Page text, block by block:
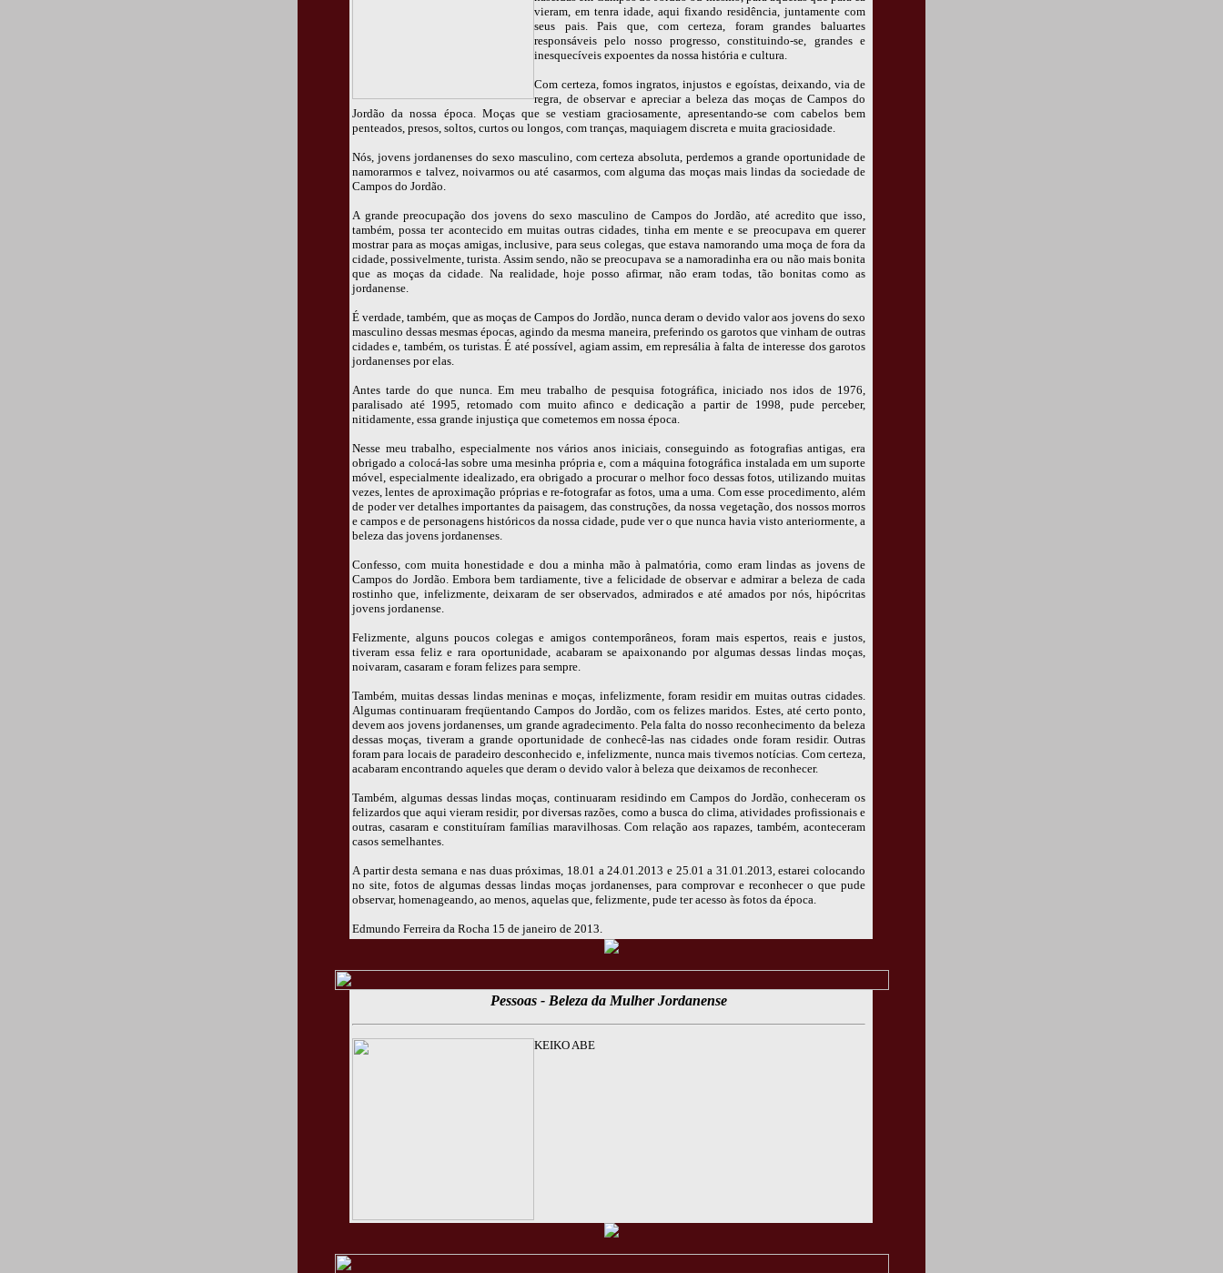
vieram, em tenra idade, aqui fixando residência, juntamente com
seus pais. Pais que, com certeza, foram grandes baluartes
responsáveis pelo nosso progresso, constituindo-se, grandes e
inesquecíveis expoentes da nossa história e cultura.
Com certeza, fomos ingratos, injustos e egoístas, deixando, via de
regra, de observar e apreciar a beleza das moças de Campos do
Jordão da nossa época. Moças que se vestiam graciosamente, apresentando-se com cabelos bem
penteados, presos, soltos, curtos ou longos, com tranças, maquiagem discreta e muita graciosidade.
Nós, jovens jordanenses do sexo masculino, com certeza absoluta, perdemos a grande oportunidade de
namorarmos e talvez, noivarmos ou até casarmos, com alguma das moças mais lindas da sociedade de
Campos do Jordão.
A grande preocupação dos jovens do sexo masculino de Campos do Jordão, até acredito que isso,
também, possa ter acontecido em muitas outras cidades, tinha em mente e se preocupava em querer
mostrar para as moças amigas, inclusive, para seus colegas, que estava namorando uma moça de fora da
cidade, possivelmente, turista. Assim sendo, não se preocupava se a namoradinha era ou não mais bonita
que as moças da cidade. Na realidade, hoje posso afirmar, não eram todas, tão bonitas como as
jordanense.
É verdade, também, que as moças de Campos do Jordão, nunca deram o devido valor aos jovens do sexo
masculino dessas mesmas épocas, agindo da mesma maneira, preferindo os garotos que vinham de outras
cidades e, também, os turistas. É até possível, agiam assim, em represália à falta de interesse dos garotos
jordanenses por elas.
Antes tarde do que nunca. Em meu trabalho de pesquisa fotográfica, iniciado nos idos de 1976,
paralisado até 1995, retomado com muito afinco e dedicação a partir de 1998, pude perceber,
nitidamente, essa grande injustiça que cometemos em nossa época.
Nesse meu trabalho, especialmente nos vários anos iniciais, conseguindo as fotografias antigas, era
obrigado a colocá-las sobre uma mesinha própria e, com a máquina fotográfica instalada em um suporte
móvel, especialmente idealizado, era obrigado a procurar o melhor foco dessas fotos, utilizando muitas
vezes, lentes de aproximação próprias e re-fotografar as fotos, uma a uma. Com esse procedimento, além
de poder ver detalhes importantes da paisagem, das construções, da nossa vegetação, dos nossos morros
e campos e de personagens históricos da nossa cidade, pude ver o que nunca havia visto anteriormente, a
beleza das jovens jordanenses.
Confesso, com muita honestidade e dou a minha mão à palmatória, como eram lindas as jovens de
Campos do Jordão. Embora bem tardiamente, tive a felicidade de observar e admirar a beleza de cada
rostinho que, infelizmente, deixaram de ser observados, admirados e até amados por nós, hipócritas
jovens jordanense.
Felizmente, alguns poucos colegas e amigos contemporâneos, foram mais espertos, reais e justos,
tiveram essa feliz e rara oportunidade, acabaram se apaixonando por algumas dessas lindas moças,
noivaram, casaram e foram felizes para sempre.
Também, muitas dessas lindas meninas e moças, infelizmente, foram residir em muitas outras cidades.
Algumas continuaram freqüentando Campos do Jordão, com os felizes maridos. Estes, até certo ponto,
devem aos jovens jordanenses, um grande agradecimento. Pela falta do nosso reconhecimento da beleza
dessas moças, tiveram a grande oportunidade de conhecê-las nas cidades onde foram residir. Outras
foram para locais de paradeiro desconhecido e, infelizmente, nunca mais tivemos notícias. Com certeza,
acabaram encontrando aqueles que deram o devido valor à beleza que deixamos de reconhecer.
Também, algumas dessas lindas moças, continuaram residindo em Campos do Jordão, conheceram os
felizardos que aqui vieram residir, por diversas razões, como a busca do clima, atividades profissionais e
outras, casaram e constituíram famílias maravilhosas. Com relação aos rapazes, também, aconteceram
casos semelhantes.
A partir desta semana e nas duas próximas, 18.01 a 24.01.2013 e 25.01 a 31.01.2013, estarei colocando
no site, fotos de algumas dessas lindas moças jordanenses, para comprovar e reconhecer o que pude
observar, homenageando, ao menos, aquelas que, felizmente, pude ter acesso às fotos da época.
Edmundo Ferreira da Rocha 15 de janeiro de 2013.
Pessoas - Beleza da Mulher Jordanense
KEIKO ABE